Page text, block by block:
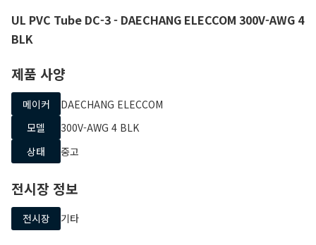
UL PVC Tube DC-3- DAECHANG ELECCOM 300V-AWG 4
BLK
제품 사양
메이커
DAECHANG ELECCOM
모델
300V-AWG 4 BLK
상태
중고
전시장 정보
전시장 기타